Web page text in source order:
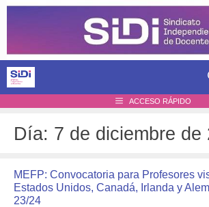
Saltar
ACCESO RÁPIDO
Día: 7 de diciembre de
MEFP: Convocatoria para Profesores
Estados Unidos, Canadá, Irlanda y
23/24